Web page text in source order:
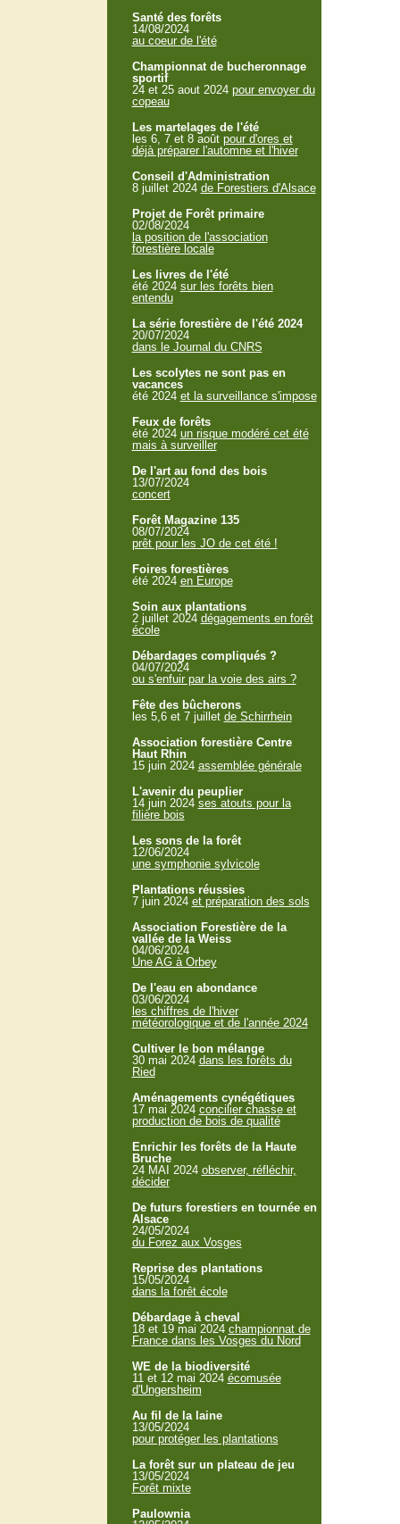
Santé des forêts
14/08/2024
au coeur de l'été
Championnat de bucheronnage
sportif
24 et 25 aout 2024 pour envoyer du
copeau
Les martelages de l'été
les 6, 7 et 8 août pour d'ores et
déjà préparer l'automne et l'hiver
Conseil d'Administration
8 juillet 2024 de Forestiers d'Alsace
Projet de Forêt primaire
02/08/2024
la position de l'association
forestière locale
Les livres de l'été
été 2024 sur les forêts bien
entendu
La série forestière de l'été 2024
20/07/2024
dans le Journal du CNRS
Les scolytes ne sont pas en
vacances
été 2024 et la surveillance s'impose
Feux de forêts
été 2024 un risque modéré cet été
mais à surveiller
De l'art au fond des bois
13/07/2024
concert
Forêt Magazine 135
08/07/2024
prêt pour les JO de cet été !
Foires forestières
été 2024 en Europe
Soin aux plantations
2 juillet 2024 dégagements en forêt
école
Débardages compliqués ?
04/07/2024
ou s'enfuir par la voie des airs ?
Fête des bûcherons
les 5,6 et 7 juillet de Schirrhein
Association forestière Centre
Haut Rhin
15 juin 2024 assemblée générale
L'avenir du peuplier
14 juin 2024 ses atouts pour la
filière bois
Les sons de la forêt
12/06/2024
une symphonie sylvicole
Plantations réussies
7 juin 2024 et préparation des sols
Association Forestière de la
vallée de la Weiss
04/06/2024
Une AG à Orbey
De l'eau en abondance
03/06/2024
les chiffres de l'hiver
météorologique et de l'année 2024
Cultiver le bon mélange
30 mai 2024 dans les forêts du
Ried
Aménagements cynégétiques
17 mai 2024 concilier chasse et
production de bois de qualité
Enrichir les forêts de la Haute
Bruche
24 MAI 2024 observer, réfléchir,
décider
De futurs forestiers en tournée en
Alsace
24/05/2024
du Forez aux Vosges
Reprise des plantations
15/05/2024
dans la forêt école
Débardage à cheval
18 et 19 mai 2024 championnat de
France dans les Vosges du Nord
WE de la biodiversité
11 et 12 mai 2024 écomusée
d'Ungersheim
Au fil de la laine
13/05/2024
pour protéger les plantations
La forêt sur un plateau de jeu
13/05/2024
Forêt mixte
Paulownia